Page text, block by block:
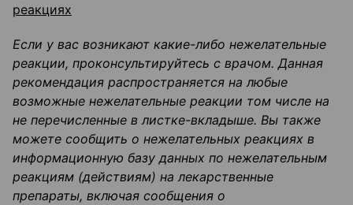
реакциях
Если у вас возникают какие-либо нежелательные
реакции, проконсультируйтесь с врачом. Данная
рекомендация распространяется на любые
возможные нежелательные реакции том числе на
не перечисленные в листке-вкладыше. Вы также
можете сообщить о нежелательных реакциях в
информационную базу данных по нежелательным
реакциям (действиям) на лекарственные
препараты, включая сообщения о